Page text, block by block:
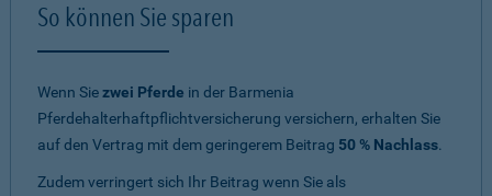
So können Sie sparen
Wenn Siezwei Pferde in der Barmenia
Pferdehalterhaftpflichtversicherung versichern, erhalten Sie
auf den Vertrag mit dem geringerem Beitrag 50 % Nachlass.
Zudem verringert sich Ihr Beitrag wenn Sie als